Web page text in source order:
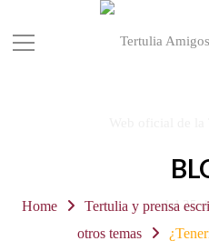
Home Tertulia y prensa
otros temas